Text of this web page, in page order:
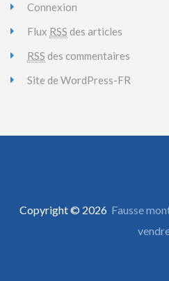
Connexion
Flux RSS des articles
RSS des commentaires
Site de WordPress-FR
Copyright © 2026 Fausse